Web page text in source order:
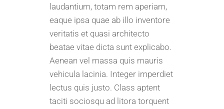
laudantium, totam rem aperiam,
eaque ipsa quae ab illo inventore
veritatis et quasi architecto
beatae vitae dicta sunt explicabo.
Aenean vel massa quis mauris
vehicula lacinia. Integer imperdiet
lectus quis justo. Class aptent
taciti sociosqu ad litora torquent